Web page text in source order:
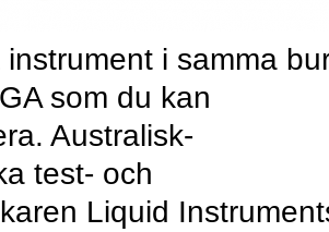
instrument i samma
som du kan
Australisk-
test- och
Liquid